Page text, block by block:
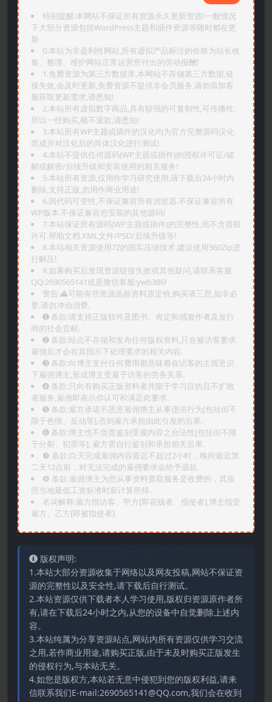
特别提醒:本网站不保证所有资源永久更新资源!一般情况
下大部分资源包括WordPress主题和插件资源等随时都在更
新
0.本站为非盈利性网站,所有虚拟产品标注的价格为站长收
集、整理、维护网站正常运营所付出的劳动报酬!
1.免费资源为第三方数据库,本网站不存储第三方数据,链
接失效,会及时更新,免费资源不提供非会员服务,请勿添加客
服获取更新需求,请悉知!
2.本站所有虚拟数字商品,具有较强的可复制性,可传播性,
所以一经购买,概不退款,请悉知!
3.本站所有WP主题或插件的汉化均为官方完整源码汉化
而成并对汉化后的简体汉化进行测试!
4.本站不提供任何源码(WP主题或插件)的授权许可证/破
解或解密/后续升级和安装使用的相关服务!
5.本站所有资源,仅用作学习研究使用,请下载后24小时内
删除,支持正版,勿用作商业用途!
6.因代码可变性,不保证兼容所有浏览器.不保证兼容所有
WP版本.不保证兼容您安装的其他源码!
7.本站保证所有源码(WP主题或插件)的完整性,但不含授权
许可.帮助文档.XML文件/PSD/后续升级等!
8.本站相关资源使用7Z的固实压缩技术,建议使用360Zip进
行解压!
9.如果购买后发现资源链接失效或其他疑问,请联系客服
QQ:2690565141或是微信客服:ywb386!
警告:⚠️可能有些资源远超资料原定价,购买请三思,如非必
要,请勿冲动消费.
➊️ 条款:请支持正版软件及图书。肯定和感激作者及发行
商的社会贡献.
➋️ 条款:站点不存储和发布任何版权资料,只在被访客要求
雇佣后才会在其指示下处理要求的相关内容.
➌️ 条款:向博主支付任何费用都意味着在访客的主观意识
下雇佣博主,形成博主受雇于访客的劳务关系.
➍️ 条款:只向有购买正版资料者并限于学习目的且不扩散
者服务,雇佣即表示你认可和满足此要求.
➎ 条款:雇方承诺不恶意雇佣博主从事违法行为[包括但不
限于色情、反动等],否则雇方承担由此引发的后果.
➏️ 条款:博主也不负责鉴别受雇内容之合法性[包括但不限
于分裂、犯罪等], 雇方需自行鉴别和承担相关后果.
❼ 条款:白天完成雇佣内容最迟不超过2小时，晚间最迟第
二天12点前，对无法完成的雇佣要求会给予退款.
❽ 条款:雇佣博主为您从事资料查取服务是收费的，其按
照当地最低工资标准时薪计算所得.
名词解释:雇方指访客、甲方[即花钱者、指使者],博主指受
雇方、乙方[即被指使者].
版权声明:
1.本站大部分资源收集于网络以及网友投稿,网站不保证资
源的完整性以及安全性,请下载后自行测试。
2.本站资源仅供下载者本人学习使用,版权归资源原作者所
有,请在下载后24小时之内,从您的设备中自觉删除上述内
容。
3.本站纯属为分享资源站点,网站内所有资源仅供学习交流
之用,若作商业用途,请购买正版,由于未及时购买正版发生
的侵权行为,与本站无关。
4.如您是版权方,本站若无意中侵犯到您的版权利益,请来
信联系我们E-mail:2690565141@QQ.com,我们会在收到